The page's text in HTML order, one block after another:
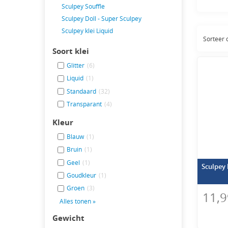
Sculpey Souffle
Sculpey Doll - Super Sculpey
Sculpey klei Liquid
Soort klei
Glitter (6)
Liquid (1)
Standaard (32)
Transparant (4)
Kleur
Blauw (1)
Bruin (1)
Geel (1)
Goudkleur (1)
Groen (3)
Alles tonen »
Gewicht
Het
Zit
Het
Of
De
de
Sorteer
Sculpey